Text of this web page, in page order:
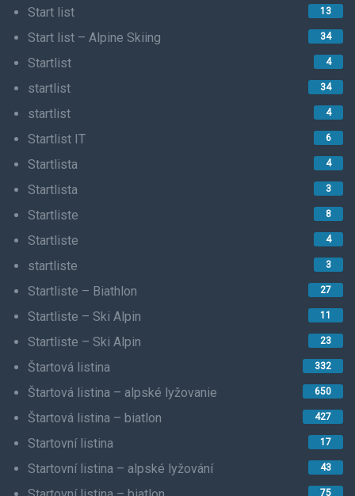
Start list 13
Start list – Alpine Skiing 34
Startlist 4
startlist 34
startlist 4
Startlist IT 6
Startlista 4
Startlista 3
Startliste 8
Startliste 4
startliste 3
Startliste – Biathlon 27
Startliste – Ski Alpin 11
Startliste – Ski Alpin 23
Štartová listina 332
Štartová listina – alpské lyžovanie 650
Štartová listina – biatlon 427
Startovní listina 17
Startovní listina – alpské lyžování 43
75